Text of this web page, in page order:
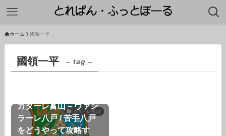
ホーム 國領一平
國領一平 – tag –
カターレ富山
カターレ富山 – ヴァン
ラーレ八戸 / 苦手八戸
をどうやって攻略す